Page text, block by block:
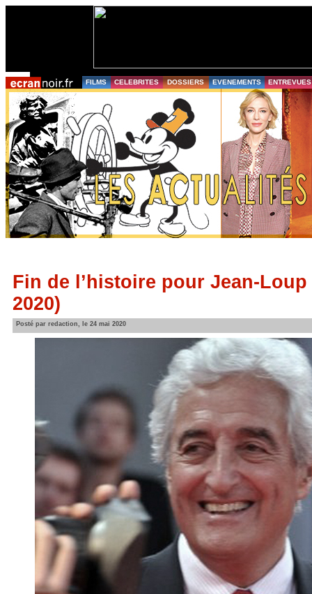
FILMS CELEBRITES DOSSIERS EVENEMENTS ENTREVUES
Fin de l’histoire pour Jean-Loup
2020)
Posté par redaction, le 24 mai 2020